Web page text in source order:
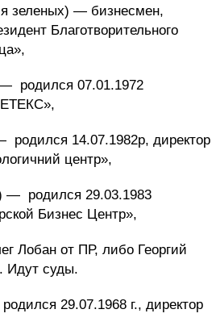
зеленых) — бизнесмен,
Благотворительного
— родился 07.01.1972
родился 14.07.1982р, директор
центр»,
— родился 29.03.1983
Бизнес Центр»,
Лобан от ПР, либо Георгий
Идут суды.
родился 29.07.1968 г., директор